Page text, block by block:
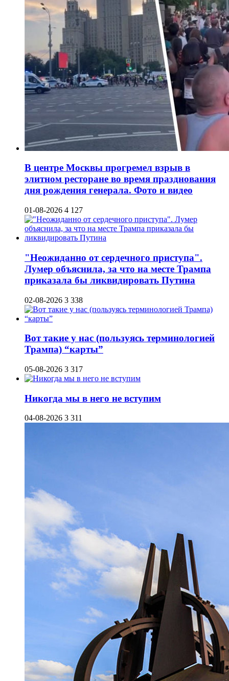
В центре Москвы прогремел взрыв в
элитном ресторане во время празднования
дня рождения генерала. Фото и видео
01-08-2026 4 127
"Неожиданно от сердечного приступа".
Лумер объяснила, за что на месте Трампа
приказала бы ликвидировать Путина
02-08-2026 3 338
Вот такие у нас (пользуясь терминологией
Трампа) “карты”
05-08-2026 3 317
Никогда мы в него не вступим
04-08-2026 3 311